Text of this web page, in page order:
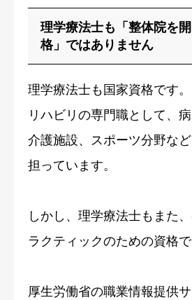
理学療法士も「整体院を
格」ではありません
理学療法士も国家資格です。
リハビリの専門職として、病
介護施設、スポーツ分野な
担っています。
しかし、理学療法士もまた
ラクティックのための資格で
厚生労働省の職業情報提供